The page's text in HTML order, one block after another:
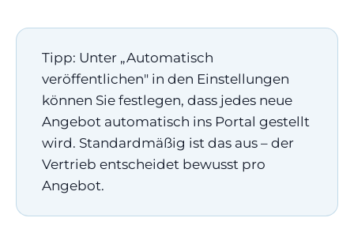
Tipp: Unter „Automatisch
veröffentlichen" in den Einstellungen
können Sie festlegen, dass jedes neue
Angebot automatisch ins Portal gestellt
wird. Standardmäßig ist das aus – der
Vertrieb entscheidet bewusst pro
Angebot.